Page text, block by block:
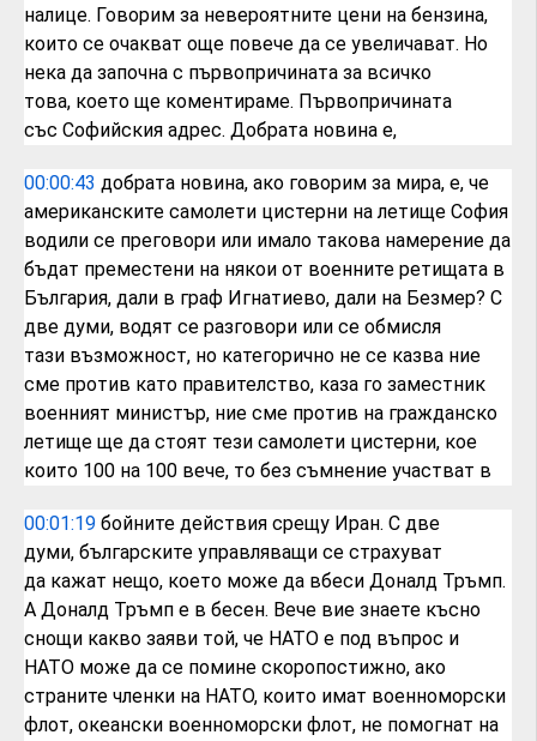
налице. Говорим за невероятните цени на бензина,
които се очакват още повече да се увеличават. Но
нека да започна с първопричината за всичко
това, което ще коментираме. Първопричината
със Софийския адрес. Добрата новина е,
00:00:43 добрата новина, ако говорим за мира, е, че
американските самолети цистерни на летище София
водили се преговори или имало такова намерение да
бъдат преместени на някои от военните ретищата в
България, дали в граф Игнатиево, дали на Безмер? С
две думи, водят се разговори или се обмисля
тази възможност, но категорично не се казва ние
сме против като правителство, каза го заместник
военният министър, ние сме против на гражданско
летище ще да стоят тези самолети цистерни, кое
които 100 на 100 вече, то без съмнение участват в
00:01:19 бойните действия срещу Иран. С две
думи, българските управляващи се страхуват
да кажат нещо, което може да вбеси Доналд Тръмп.
А Доналд Тръмп е в бесен. Вече вие знаете късно
снощи какво заяви той, че НАТО е под въпрос и
НАТО може да се помине скоропостижно, ако
страните членки на НАТО, които имат военноморски
флот, океански военноморски флот, не помогнат на